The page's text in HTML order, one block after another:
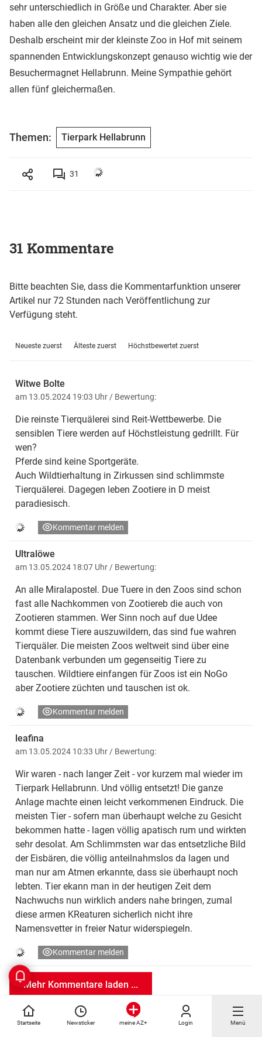
Startseite Newsticker meine AZ+ Login Menü
sehr unterschiedlich in Größe und Charakter. Aber sie
haben alle den gleichen Ansatz und die gleichen Ziele.
Deshalb erscheint mir der kleinste Zoo in Hof mit seinem
spannenden Entwicklungskonzept genauso wichtig wie der
Besuchermagnet Hellabrunn. Meine Sympathie gehört
allen fünf gleichermaßen.
Themen: Tierpark Hellabrunn
31
31 Kommentare
Bitte beachten Sie, dass die Kommentarfunktion unserer
Artikel nur 72 Stunden nach Veröffentlichung zur
Verfügung steht.
Neueste zuerst Älteste zuerst Höchstbewertet zuerst
Witwe Bolte
am 13.05.2024 19:03 Uhr / Bewertung:
Die reinste Tierquälerei sind Reit-Wettbewerbe. Die
sensiblen Tiere werden auf Höchstleistung gedrillt. Für
wen?
Pferde sind keine Sportgeräte.
Auch Wildtierhaltung in Zirkussen sind schlimmste
Tierquälerei. Dagegen leben Zootiere in D meist
paradiesisch.
Kommentar melden
Ultralöwe
am 13.05.2024 18:07 Uhr / Bewertung:
An alle Miralapostel. Due Tuere in den Zoos sind schon
fast alle Nachkommen von Zootiereb die auch von
Zootieren stammen. Wer Sinn noch auf due Udee
kommt diese Tiere auszuwildern, das sind fue wahren
Tierquäler. Die meisten Zoos weltweit sind über eine
Datenbank verbunden um gegenseitig Tiere zu
tauschen. Wildtiere einfangen für Zoos ist ein NoGo
aber Zootiere züchten und tauschen ist ok.
Kommentar melden
leafina
am 13.05.2024 10:33 Uhr / Bewertung:
Wir waren - nach langer Zeit - vor kurzem mal wieder im
Tierpark Hellabrunn. Und völlig entsetzt! Die ganze
Anlage machte einen leicht verkommenen Eindruck. Die
meisten Tier - sofern man überhaupt welche zu Gesicht
bekommen hatte - lagen völlig apatisch rum und wirkten
sehr desolat. Am Schlimmsten war das entsetzliche Bild
der Eisbären, die völlig anteilnahmslos da lagen und
man nur am Atmen erkannte, dass sie überhaupt noch
lebten. Tier ekann man in der heutigen Zeit dem
Nachwuchs nun wirklich anders nahe bringen, zumal
diese armen KReaturen sicherlich nicht ihre
Namensvetter in freier Natur widerspiegeln.
Kommentar melden
Mehr Kommentare laden ...